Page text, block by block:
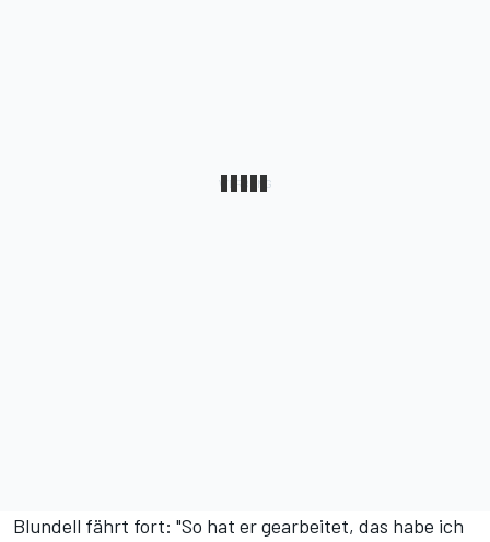
Blundell fährt fort: "So hat er gearbeitet, das habe ich